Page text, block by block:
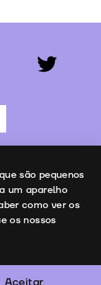
twitter
são pequenos
um aparelho
como ver os
os nossos